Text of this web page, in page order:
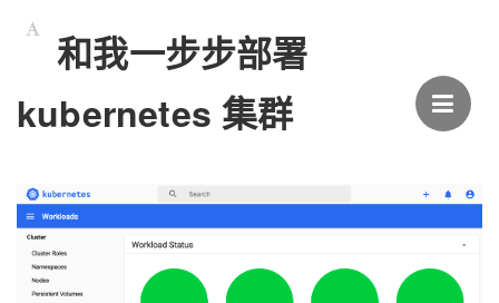
和我一步步部署
kubernetes 集群